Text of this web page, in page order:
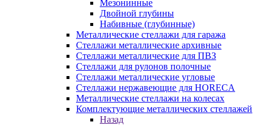
Мезонинные
Двойной глубины
Набивные (глубинные)
Металлические стеллажи для гаража
Стеллажи металлические архивные
Стеллажи металлические для ПВЗ
Стеллажи для рулонов полочные
Стеллажи металлические угловые
Стеллажи нержавеющие для HORECA
Металлические стеллажи на колесах
Комплектующие металлических стеллажей
Назад